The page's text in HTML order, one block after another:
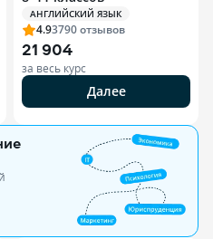
АНГЛИЙСКИЙ ЯЗЫК
4.93790отзывов
21 904
за весь курс
Далее